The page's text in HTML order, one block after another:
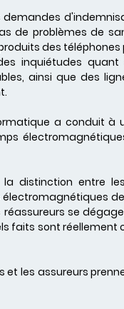
de problèmes de
des
inquiétudes
ainsi que des
a conduit à
distinction entre
se
faits sont
les assureurs